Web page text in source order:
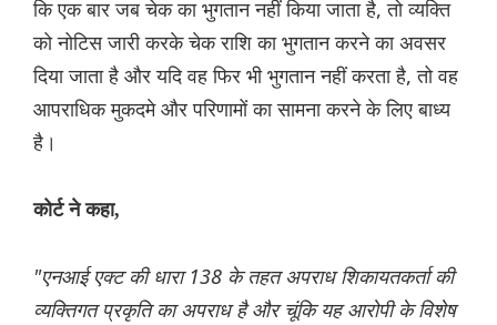
कि एक बार जब चेक का भुगतान नहीं किया जाता है, तो व्यक्ति
को नोटिस जारी करके चेक राशि का भुगतान करने का अवसर
दिया जाता है और यदि वह फिर भी भुगतान नहीं करता है, तो वह
आपराधिक मुकदमे और परिणामों का सामना करने के लिए बाध्य
है।
कोर्ट ने कहा,
"एनआई एक्ट की धारा 138 के तहत अपराध शिकायतकर्ता की
व्यक्तिगत प्रकृति का अपराध है और चूंकि यह आरोपी के विशेष